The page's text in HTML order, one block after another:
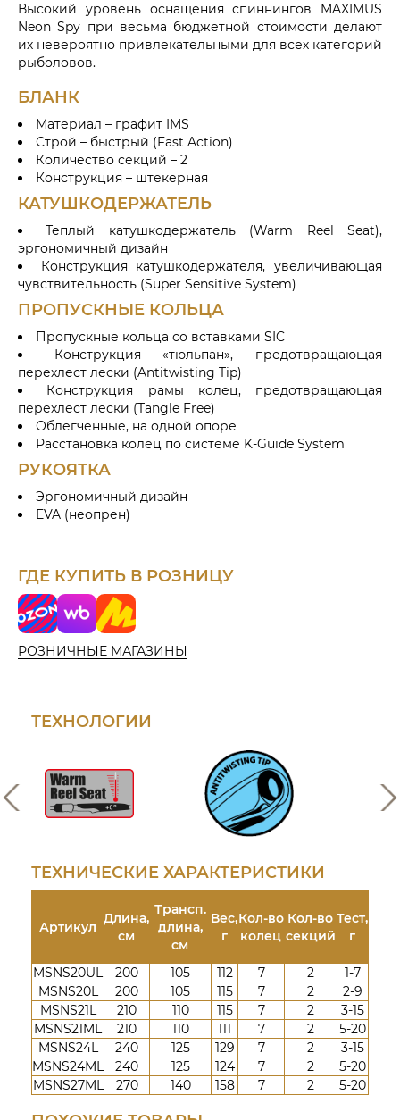
Высокий уровень оснащения спиннингов MAXIMUS
Neon Spy при весьма бюджетной стоимости делают
их невероятно привлекательными для всех категорий
рыболовов.
БЛАНК
Материал – графит IMS
Строй – быстрый (Fast Action)
Количество секций – 2
Конструкция – штекерная
КАТУШКОДЕРЖАТЕЛЬ
Теплый катушкодержатель (Warm Reel Seat),
эргономичный дизайн
Конструкция катушкодержателя, увеличивающая
чувствительность (Super Sensitive System)
ПРОПУСКНЫЕ КОЛЬЦА
Пропускные кольца со вставками SIC
Конструкция «тюльпан», предотвращающая
перехлест лески (Antitwisting Tip)
Конструкция рамы колец, предотвращающая
перехлест лески (Tangle Free)
Облегченные, на одной опоре
Расстановка колец по системе K-Guide System
РУКОЯТКА
Эргономичный дизайн
EVA (неопрен)
ГДЕ КУПИТЬ В РОЗНИЦУ
o
z
o
n
W
i
d
r
s
Я
н
д
е
а
т
РОЗНИЧНЫЕ МАГАЗИНЫ
ТЕХНОЛОГИИ
ТЕХНИЧЕСКИЕ ХАРАКТЕРИСТИКИ
Артикул
Длина,
см
Трансп.
длина,
см
Вес,
г
Кол-во
колец
Кол-во
секций
Тест,
г
MSNS20UL 200 105 112 7 2
1-7
MSNS20L
200 105 115 7 2
2-9
MSNS21L
210 110 115 7 2
3-15
MSNS21ML
210 110 111 7 2
5-20
MSNS24L
240 125 129 7 2
3-15
MSNS24ML
240 125 124 7 2
5-20
MSNS27ML
270 140 158 7 2 5-20